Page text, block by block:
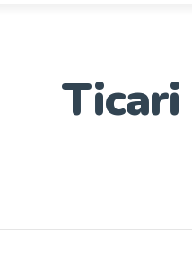
Ticari